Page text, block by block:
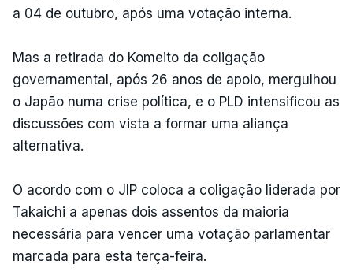
a 04 de outubro, após uma votação interna.
Mas a retirada do Komeito da coligação
governamental, após 26 anos de apoio, mergulhou
o Japão numa crise política, e o PLD intensificou as
discussões com vista a formar uma aliança
alternativa.
O acordo com o JIP coloca a coligação liderada por
Takaichi a apenas dois assentos da maioria
necessária para vencer uma votação parlamentar
marcada para esta terça-feira.